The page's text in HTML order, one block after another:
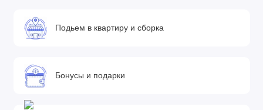
Подьем в квартиру и сборка
Бонусы и подарки